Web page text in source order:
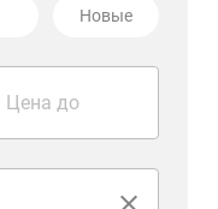
Новые
Цена до